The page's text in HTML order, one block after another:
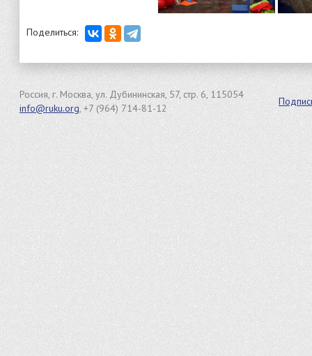
Поделиться:
Россия, г. Москва, ул. Дубининская, 57, стр. 6, 115054
info@ruku.org, +7 (964) 714-81-12